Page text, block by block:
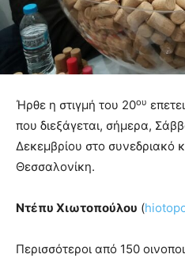
Ήρθε η στιγμή του 20ου
που διεξάγεται, σήμερα,
Δεκεμβρίου στο συνεδριακό
Θεσσαλονίκη.
Ντέπυ Χιωτοπούλου (
Περισσότεροι από 150